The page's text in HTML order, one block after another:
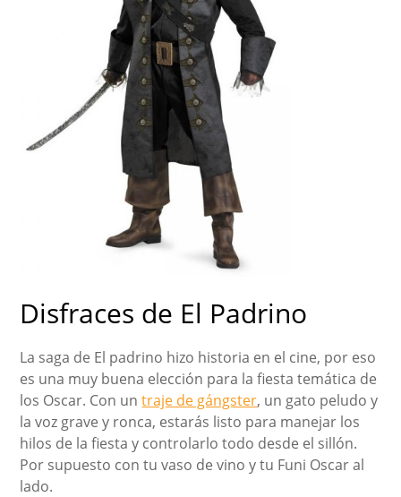
Disfraces de El Padrino
La saga de El padrino hizo historia en el cine, por eso
es una muy buena elección para la fiesta temática de
los Oscar. Con untraje de gángster, un gato peludo y
la voz grave y ronca, estarás listo para manejar los
hilos de la fiesta y controlarlo todo desde el sillón.
Por supuesto con tu vaso de vino y tu Funi Oscar al
lado.